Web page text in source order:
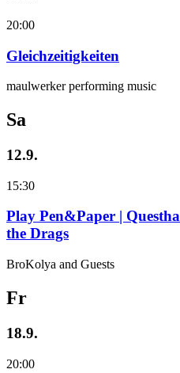
20:00
Gleichzeitigkeiten
maulwerker performing music
Sa
12.9.
15:30
Play Pen&Paper |
the Drags
BroKolya and Guests
Fr
18.9.
20:00